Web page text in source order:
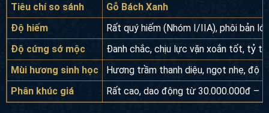
Tiêu chí so sánh
Gỗ Bách Xanh
Độ hiếm
Rất quý hiếm (Nhóm I/IIA), phôi bản
Độ cứng sớ mộc
Đanh chắc, chịu lực vặn xoắn tốt, tỷ
Mùi hương sinh học
Hương trầm thanh diệu, ngọt nhẹ, độ
Phân khúc giá
Rất cao, dao động từ 30.000.000đ –